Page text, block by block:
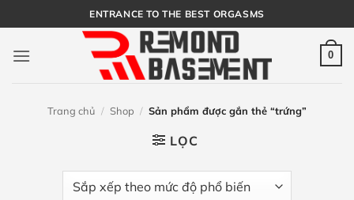
qua
nội
ENTRANCE TO THE BEST ORGASMS
0
Trang chủ / Shop / Sản phẩm được gắn thẻ “trứng”
LỌC